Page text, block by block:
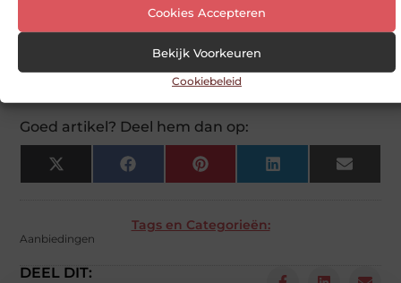
Cookies Accepteren
Bekijk Voorkeuren
Cookiebeleid
in mijn keuken heb?
Is het belangrijk hoe mijn keuken eruit ziet
naast dat het functioneel is?
Goed artikel? Deel hem dan op:
X
(Twitter)
Facebook Pinterest LinkedIn Email
Tags en Categorieën:
Aanbiedingen
DEEL DIT: